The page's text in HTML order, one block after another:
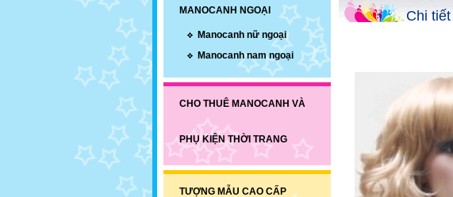
MANOCANH NGOẠI
Manocanh nữ ngoại
Manocanh nam ngoại
CHO THUÊ MANOCANH VÀ
PHỤ KIỆN THỜI TRANG
TƯỢNG MẪU CAO CẤP
Chi